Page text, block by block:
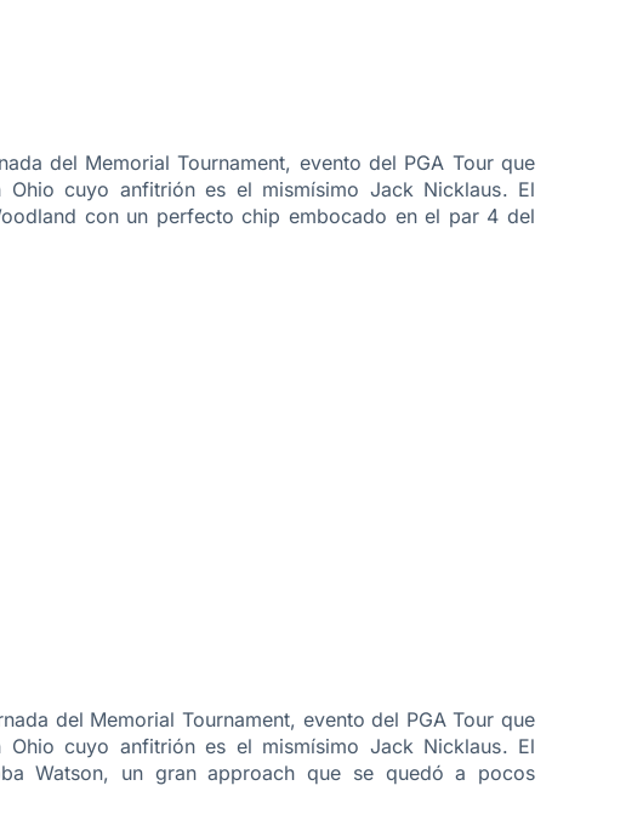
del Memorial Tournament, evento del PGA Tour que
Ohiocuyo anfitrión es el mismísimo Jack Nicklaus. El
con un perfecto chip embocado en el par 4 del
del Memorial Tournament, evento del PGA Tour que
Ohiocuyo anfitrión es el mismísimo Jack Nicklaus. El
Watson, un gran approach que se quedó a pocos